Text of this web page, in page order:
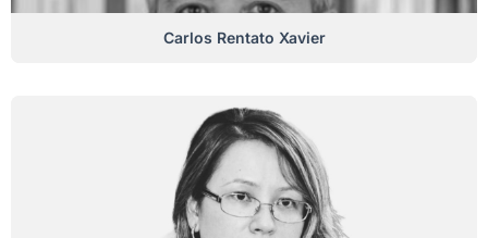
Carlos Rentato Xavier